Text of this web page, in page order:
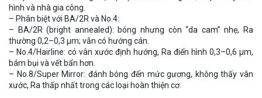
hình và nhà gia công.
– Phân biệt với BA/2R và No.4:
– BA/2R (bright annealed): bóng nhưng còn “da cam” nhẹ, Ra
thường 0,2–0,3 μm; vẫn có hướng cán.
– No.4/Hairline: có vân xước định hướng, Ra điển hình 0,3–0,6 μm,
bám bụi và vết bẩn hơn.
– No.8/Super Mirror: đánh bóng đến mức gương, không thấy vân
xước, Ra thấp nhất trong các loại hoàn thiện cơ.